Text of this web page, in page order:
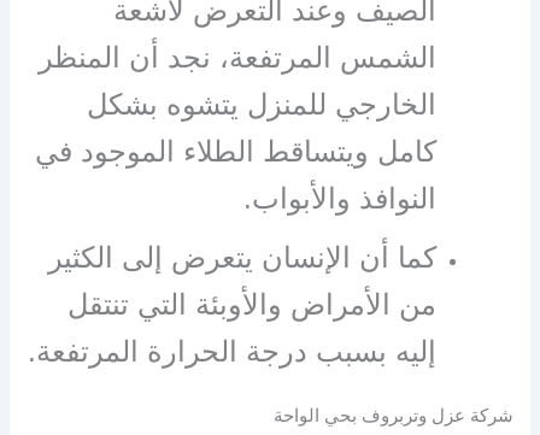
الصيف وعند التعرض لأشعة
الشمس المرتفعة، نجد أن المنظر
الخارجي للمنزل يتشوه بشكل
كامل ويتساقط الطلاء الموجود في
النوافذ والأبواب.
كما أن الإنسان يتعرض إلى الكثير
من الأمراض والأوبئة التي تنتقل
إليه بسبب درجة الحرارة المرتفعة.
شركة عزل وتربروف بحي الواحة